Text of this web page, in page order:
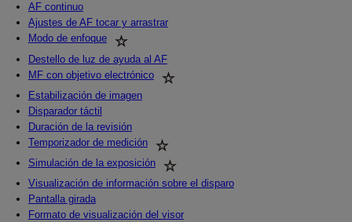
AF continuo
Ajustes de AF tocar y arrastrar
Modo de enfoque
Destello de luz de ayuda al AF
MF con objetivo electrónico
Estabilización de imagen
Disparador táctil
Duración de la revisión
Temporizador de medición
Simulación de la exposición
Visualización de información sobre el disparo
Pantalla girada
Formato de visualización del visor